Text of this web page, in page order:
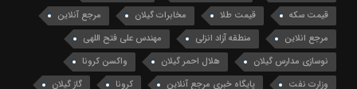
قیمت سکه
قیمت طلا مخابرات گیلان
مرجع آنلاین
مرجع انلاین
منطقه آزاد انزلی
مهندس علی فتح اللهی
نوسازی مدارس گیلان
هلال احمر گیلان
واکسن کرونا
وزارت نفت
پایگاه خبری مرجع آنلاین کرونا گاز گیلان